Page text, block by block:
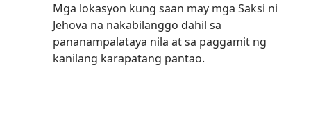
Mga lokasyon kung saan may mga Saksi ni
Jehova na nakabilanggo dahil sa
pananampalataya nila at sa paggamit ng
kanilang karapatang pantao.